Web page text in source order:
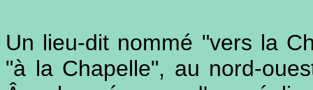
Un lieu-dit nommé "vers la
"à la Chapelle", au nord-